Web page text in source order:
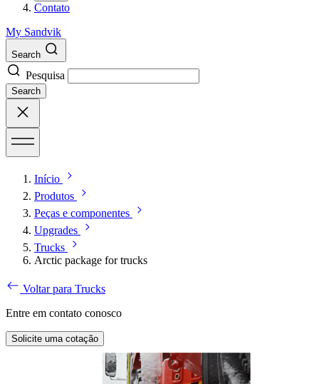
Contato
My Sandvik
Search
Pesquisa
Search
Início
Produtos
Peças e componentes
Upgrades
Trucks
Arctic package for trucks
Voltar para Trucks
Entre em contato conosco
Solicite uma cotação